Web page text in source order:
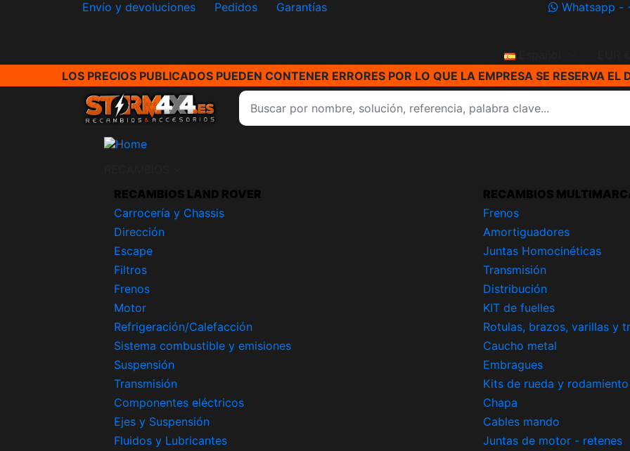
Envío y devoluciones Pedidos Garantías Whatsapp -
Español
LOS PRECIOS PUBLICADOS PUEDEN CONTENER ERRORES POR LO QUE LA EMPRESA SE RESERVA
RECAMBIOS LAND ROVER
Carrocería y Chassis
Dirección
Escape
Filtros
Frenos
Motor
Refrigeración/Calefacción
Sistema combustible y emisiones
Suspensión
Transmisión
Componentes eléctricos
Ejes y Suspensión
Fluidos y Lubricantes
RECAMBIOS
Frenos
Amortiguadores
Juntas Homocinéticas
Transmisión
Distribución
KIT de fuelles
Rotulas, brazos, varillas y
Caucho metal
Embragues
Kits de rueda y rodamiento
Chapa
Cables mando
Juntas de motor - retenes